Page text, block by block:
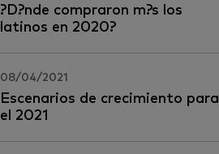
?D?nde compraron m?s los
latinos en 2020?
08/04/2021
Escenarios de crecimiento para
el 2021